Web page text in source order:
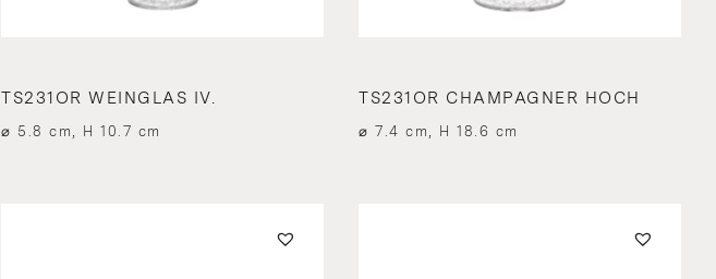
TS231OR WEINGLAS IV.
⌀ 5.8 cm, H 10.7 cm
TS231OR CHAMPAGNER HOCH
⌀ 7.4 cm, H 18.6 cm